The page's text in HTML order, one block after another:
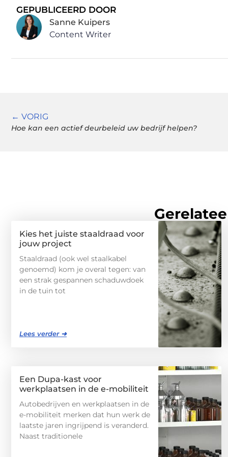
GEPUBLICEERD DOOR
Sanne Kuipers
Content Writer
← VORIG
Hoe kan een actief deurbeleid uw bedrijf helpen?
Kies het juiste staaldraad voor
jouw project
Staaldraad (ook wel staalkabel
genoemd) kom je overal tegen: van
een strak gespannen schaduwdoek
in de tuin tot
Lees verder ➜
Een Dupa-kast voor
werkplaatsen in de e-mobiliteit
Autobedrijven en werkplaatsen in de
e-mobiliteit merken dat hun werk de
laatste jaren ingrijpend is veranderd.
Naast traditionele